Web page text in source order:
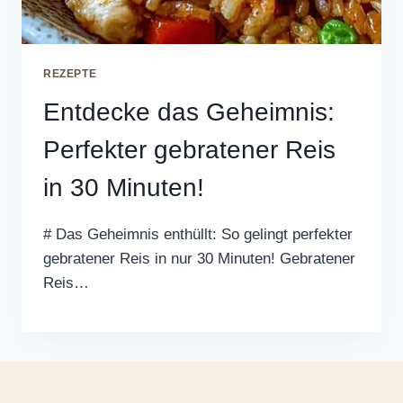
REZEPTE
Entdecke das Geheimnis:
Perfekter gebratener Reis
in 30 Minuten!
# Das Geheimnis enthüllt: So gelingt perfekter
gebratener Reis in nur 30 Minuten! Gebratener
Reis…